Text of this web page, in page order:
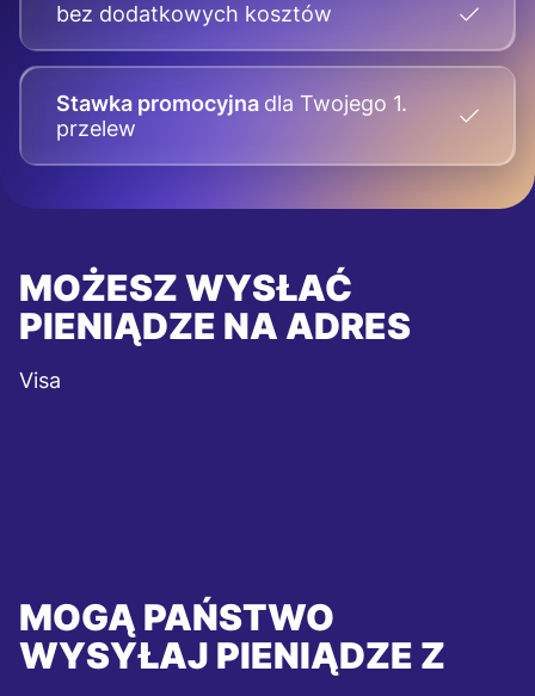
bez dodatkowych kosztów
Stawka promocyjna dla Twojego 1.
przelew
MOŻESZ WYSŁAĆ
PIENIĄDZE NA ADRES
Visa
MOGĄ PAŃSTWO
WYSYŁAJ PIENIĄDZE Z